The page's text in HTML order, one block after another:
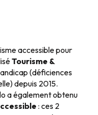
accessible pour
Tourisme &
(déficiences
depuis 2015.
a également obtenu
: ces 2